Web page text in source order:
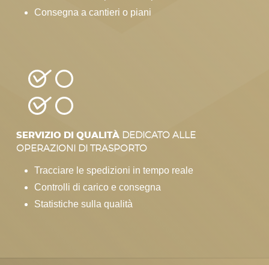
Consegna a cantieri o piani
SERVIZIO DI QUALITÀ DEDICATO ALLE
OPERAZIONI DI TRASPORTO
Tracciare le spedizioni in tempo reale
Controlli di carico e consegna
Statistiche sulla qualità